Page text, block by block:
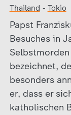
Thailand - Tokio
Papst
Besuches in
bezeichnet,
besonders
er, dass er
katholischen